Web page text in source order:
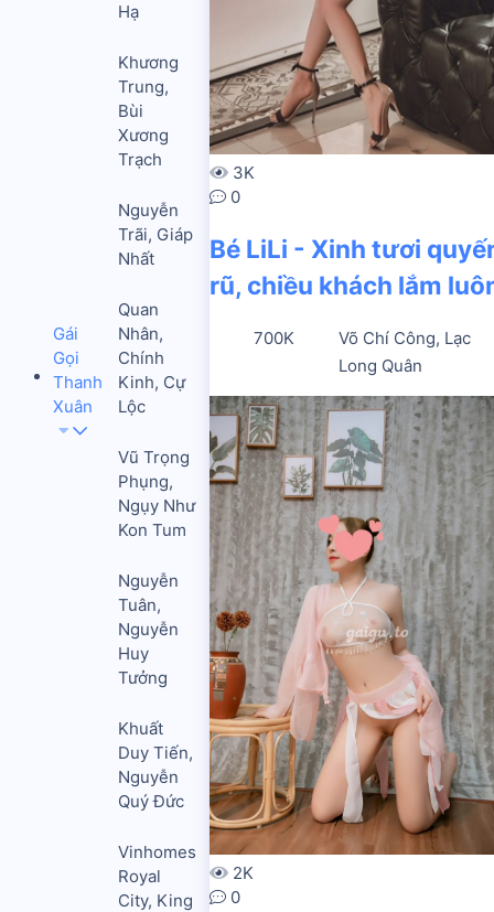
Gái
Gọi
Thanh
Xuân
Hạ
Khương
Trung,
Bùi
Xương
Trạch
Nguyễn
Trãi, Giáp
Nhất
Quan
Nhân,
Chính
Kinh, Cự
Lộc
Vũ Trọng
Phụng,
Ngụy Như
Kon Tum
Nguyễn
Tuân,
Nguyễn
Huy
Tưởng
Khuất
Duy Tiến,
Nguyễn
Quý Đức
Vinhomes
Royal
City, King
3K
0
Bé LiLi - Xinh tươi
rũ, chiều khách lắm
700K
Võ Chí Công, Lạc
Long Quân
2K
0